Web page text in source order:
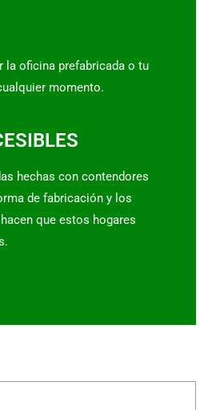
la oficina prefabricada o tu
momento.
hechas con contendores
de fabricación y los
que estos hogares